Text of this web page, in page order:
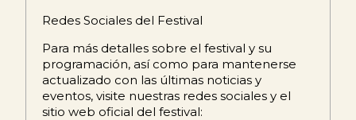
Redes Sociales del Festival
Para más detalles sobre el festival y su
programación, así como para mantenerse
actualizado con las últimas noticias y
eventos, visite nuestras redes sociales y el
sitio web oficial del festival: